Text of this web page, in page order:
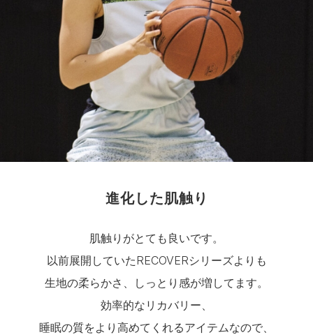
進化した肌触り
肌触りがとても良いです。
以前展開していたRECOVERシリーズよりも
生地の柔らかさ、しっとり感が増してます。
効率的なリカバリー、
睡眠の質をより高めてくれるアイテムなので、